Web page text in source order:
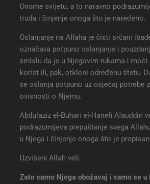
Onome svijetu, a to naravno
truda i činjenje onoga što je naređeno.
Oslanjanje na Allaha je čisti srčani
označava potpuno oslanjanje i
smislu da je u Njegovim rukama i moći
korist ili, pak, otkloni određenu štetu.
se oslanja potpuno uz osjećaj potrebe
ovisnosti o Njemu.
Abdulaziz el-Buhari el-Hanefi Alauddin
podrazumijeva prepuštanje svega
u Njega i činjenje onoga što je
Uzvišeni Allah veli:
Zato samo Njega obožavaj i samo se u